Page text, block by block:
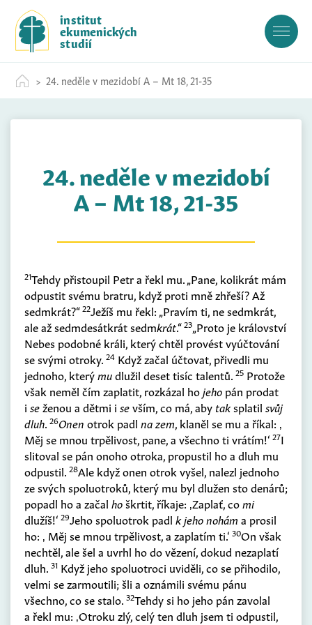
c
institut
ekumenických
studií
24. neděle v mezidobí A – Mt 18, 21-35
24. neděle v mezidobí
A – Mt 18, 21-35
21Tehdy přistoupil Petr a řekl mu. „Pane, kolikrát mám
odpustit svému bratru, když proti mně zhřeší? Až
sedmkrát?“22Ježíš mu řekl: „Pravím ti, ne sedmkrát,
ale až sedmdesátkrát sedmkrát.“23„Proto je království
Nebes podobné králi, který chtěl provést vyúčtování
se svými otroky. 24 Když začal účtovat, přivedli mu
jednoho, kterýmudlužil deset tisíc talentů. 25 Protože
však neměl čím zaplatit, rozkázal hojeho pán prodat
i seženou a dětmi i sevším, co má, aby taksplatil svůj
dluh. 26Onen otrok padl na zem, klaněl se mu a říkal: ‚
Měj se mnou trpělivost, pane, a všechno ti vrátím!‘ 27I
slitoval se pán onoho otroka, propustil ho a dluh mu
odpustil. 28Ale když onen otrok vyšel, nalezl jednoho
ze svých spoluotroků, který mu byl dlužen sto denárů;
popadl ho a začal hoškrtit, říkaje: ‚Zaplať, comi
dlužíš!‘ 29Jeho spoluotrok padl k jeho nohám a prosil
ho: ‚ Měj se mnou trpělivost, a zaplatím ti.‘ 30On však
nechtěl, ale šel a uvrhl ho do vězení, dokud nezaplatí
dluh. 31 Když jeho spoluotroci uviděli, co se přihodilo,
velmi se zarmoutili; šli a oznámili svému pánu
všechno, co se stalo. 32Tehdy si ho jeho pán zavolal
a řekl mu: ‚Otroku zlý, celý ten dluh jsem ti odpustil,